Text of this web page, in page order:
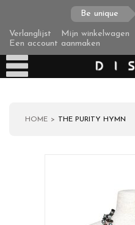
Be unique
Verlanglijst Mijn winkelwagen
Een account aanmaken
HOME THE PURITY HYMN